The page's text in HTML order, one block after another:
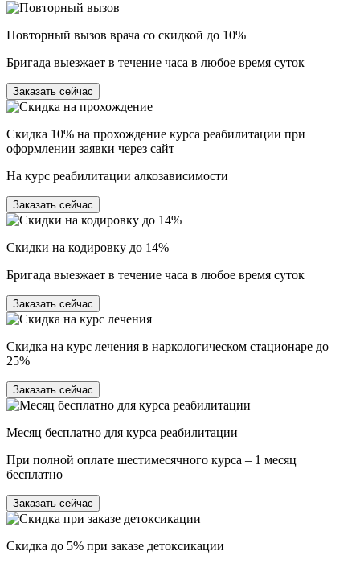
Повторный вызов врача со скидкой до 10%
Бригада выезжает в течение часа в любое время суток
Заказать сейчас
Скидка 10% на прохождение курса реабилитации при
оформлении заявки через сайт
На курс реабилитации алкозависимости
Заказать сейчас
Скидки на кодировку до 14%
Бригада выезжает в течение часа в любое время суток
Заказать сейчас
Скидка на курс лечения в наркологическом стационаре до
25%
Заказать сейчас
Месяц бесплатно для курса реабилитации
При полной оплате шестимесячного курса – 1 месяц
бесплатно
Заказать сейчас
Скидка до 5% при заказе детоксикации